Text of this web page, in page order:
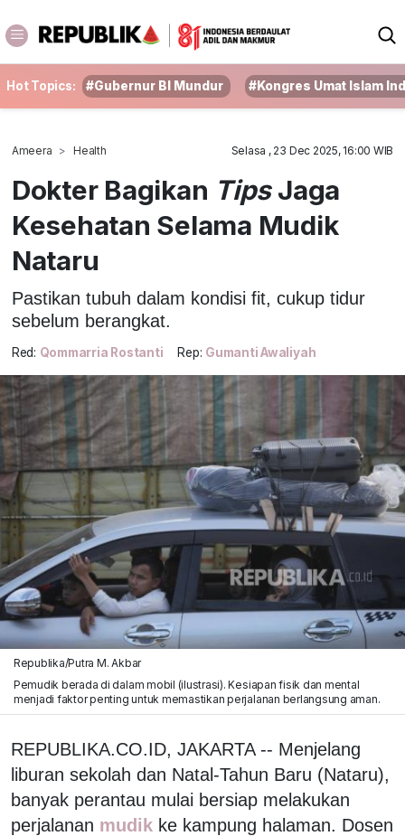
Hot Topics: #Gubernur BI Mundur #Kongres Umat Islam
Ameera Health Selasa , 23 Dec 2025, 16:00 WIB
Dokter Bagikan TipsJaga
Kesehatan Selama Mudik
Nataru
Pastikan tubuh dalam kondisi fit, cukup tidur
sebelum berangkat.
Red: Qommarria Rostanti Rep: Gumanti Awaliyah
Republika/Putra M. Akbar
Pemudik berada di dalam mobil (ilustrasi). Kesiapan fisik dan mental
menjadi faktor penting untuk memastikan perjalanan berlangsung aman.
REPUBLIKA.CO.ID, JAKARTA -- Menjelang
liburan sekolah dan Natal-Tahun Baru (Nataru),
banyak perantau mulai bersiap melakukan
perjalanan mudik ke kampung halaman. Dosen